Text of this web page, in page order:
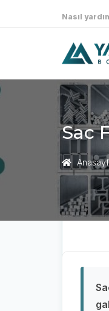
Nasıl
Sac